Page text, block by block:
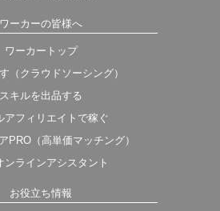
ワーカーの皆様へ
ワーカートップ
（クラウドソーシング）
スキルを出品する
アフィリエイトで稼ぐ
PRO（高単価マッチング）
ンラインアシスタント
お役立ち情報